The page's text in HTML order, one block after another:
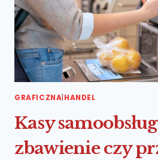
GRAFICZNA HANDEL
Kasy
zbawienie czy